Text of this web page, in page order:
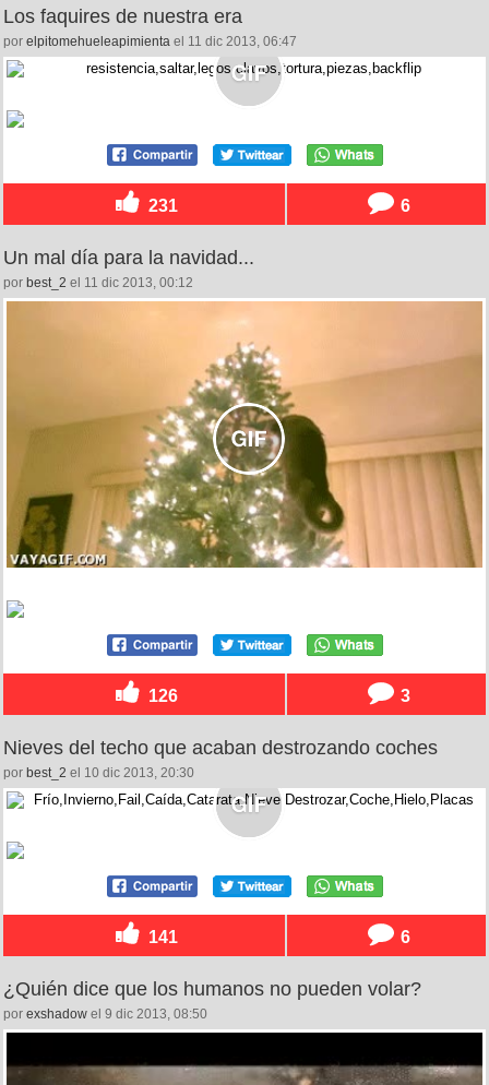
Los faquires de nuestra era
por elpitomehueleapimienta el 11 dic 2013, 06:47
231 6
Un mal día para la navidad...
por best_2 el 11 dic 2013, 00:12
126 3
Nieves del techo que acaban destrozando coches
por best_2 el 10 dic 2013, 20:30
141 6
¿Quién dice que los humanos no pueden volar?
por exshadow el 9 dic 2013, 08:50